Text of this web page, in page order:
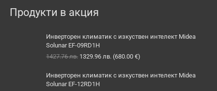
Продукти в акция
Инверторен климатик с изкуствен интелект Midea
Solunar EF-09RD1H
1427.76лв. Original
was:
1427.76 лв..
1329.96 лв. Текущата
е:
(680.00 €)
Инверторен климатик с изкуствен интелект Midea
Solunar EF-12RD1H